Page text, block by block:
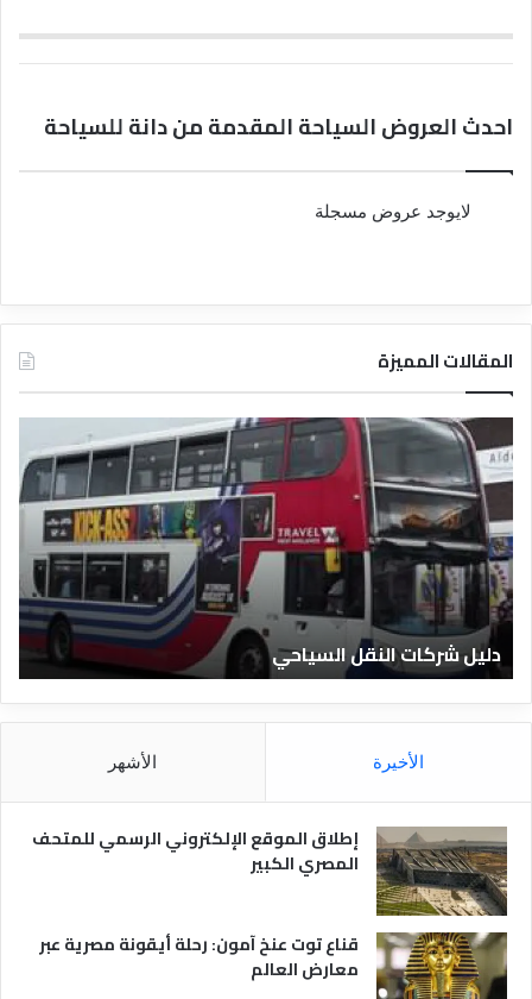
احدث العروض السياحة المقدمة من دانة للسياحة
لايوجد عروض مسجلة
المقالات المميزة
ل
ي
ش
ر
ك
ا
ت
ل
ن
ق
ل
س
ح
ي
دليل شركات النقل السياحي
ا
ر
الأخيرة الأشهر
إطلاق الموقع الإلكتروني الرسمي للمتحف
المصري الكبير
قناع توت عنخ آمون: رحلة أيقونة مصرية عبر
معارض العالم